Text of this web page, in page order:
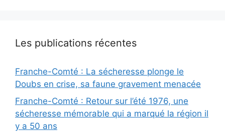
Les publications récentes
Franche-Comté : La sécheresse plonge le
Doubs en crise, sa faune gravement menacée
Franche-Comté : Retour sur l’été 1976, une
sécheresse mémorable qui a marqué la région il
y a 50 ans